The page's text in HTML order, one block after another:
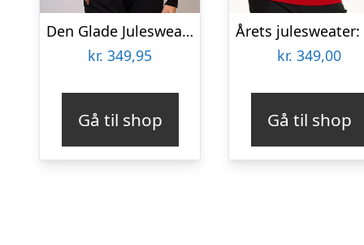
Den Glade Julesweater – dame / kvinder.
kr. 349,95
Gå til shop
kr. 349,00
Gå til shop